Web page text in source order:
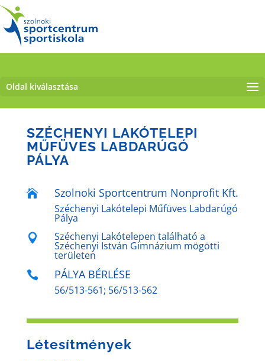
Oldal kiválasztása
SZÉCHENYI LAKÓTELEPI
MŰFÜVES LABDARÚGÓ
PÁLYA
 Szolnoki Sportcentrum Nonprofit Kft.
Széchenyi Lakótelepi Műfüves Labdarúgó
Pálya
 Széchenyi Lakótelepen található a
Széchenyi István Gimnázium mögötti
területen
 PÁLYA BÉRLÉSE
56/513-561; 56/513-562
Létesítmények